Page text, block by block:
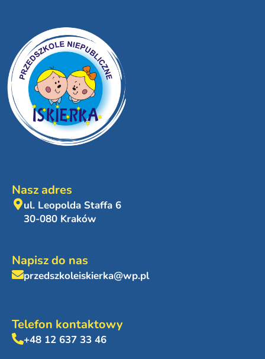
Nasz adres
ul. Leopolda Staffa 6
30-080 Kraków
Napisz do nas
przedszkoleiskierka@wp.pl
Telefon kontaktowy
+48 12 637 33 46